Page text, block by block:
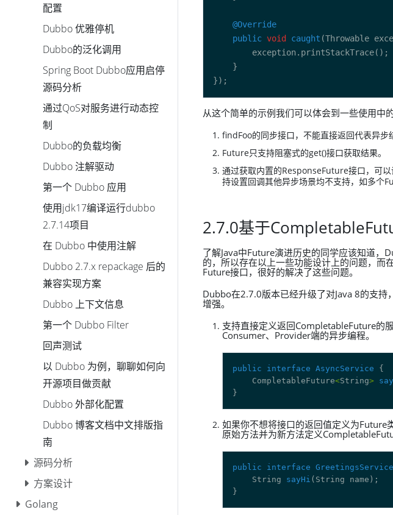
配置
Dubbo 优雅停机
Dubbo的泛化调用
Spring Boot Dubbo应用启停
源码分析
通过QoS对服务进行动态控
制
Dubbo的负载均衡
Dubbo 注解驱动
第一个 Dubbo 应用
使用jdk17编译运行dubbo
2.7.14项目
在 Dubbo 中使用注解
Dubbo 2.7.x repackage 后的
兼容实现方案
Dubbo 上下文信息
第一个 Dubbo Filter
回声测试
以 Dubbo 为例，聊聊如何向
开源项目做贡献
Dubbo 外部化配置
Dubbo 博客文档中文排版指
南
源码分析
方案设计
Golang
@Override
public void caught
从这个简单的示例我们可以体会到一些使用中
findFoo的同步接口，不能直接返回代表异
Future只支持阻塞式的get()接口获取结果。
通过获取内置的ResponseFuture接口，可
持设置回调其他异步场景均不支持，如多个
2.7.0基于
了解Java中Future演进历史的同学应该知道
的，所以存在以上一些功能设计上的问题，
Future接口，很好的解决了这些问题。
Dubbo在2.7.0版本已经升级了对Java 8的支
增强。
支持直接定义返回CompletableFuture的
Consumer、Provider端的异步编程。
public interface AsyncService
    CompletableFuture
<String>
如果你不想将接口的返回值定义为Future
原始方法并为新方法定义
public interface GreetingsService
    String
sayHi